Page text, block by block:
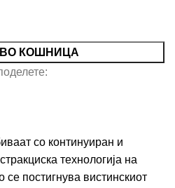
КОШНИЦА
со континуиран и
технологија на
постигнува вистинскиот